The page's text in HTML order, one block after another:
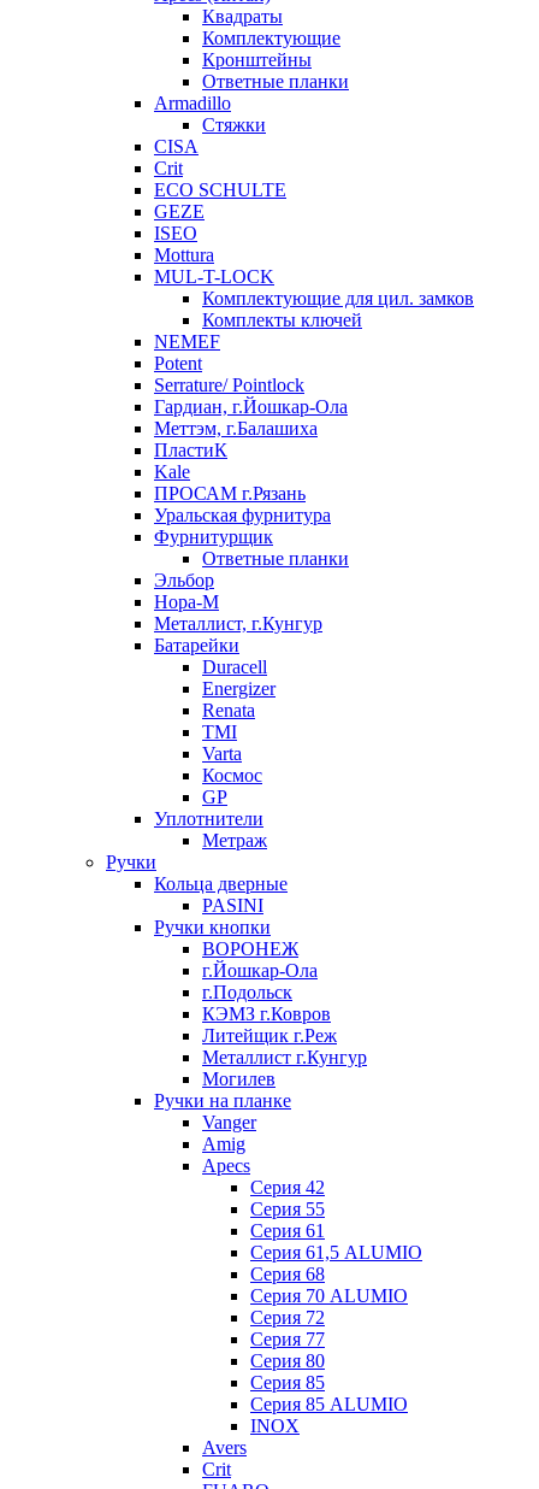
Квадраты
Комплектующие
Кронштейны
Ответные планки
Armadillo
Стяжки
CISA
Crit
ECO SCHULTE
GEZE
ISEO
Mottura
MUL-T-LOCK
Комплектующие для цил. замков
Комплекты ключей
NEMEF
Potent
Serrature/ Pointlock
Гардиан, г.Йошкар-Ола
Меттэм, г.Балашиха
ПластиК
Kale
ПРОСАМ г.Рязань
Уральская фурнитура
Фурнитурщик
Ответные планки
Эльбор
Нора-М
Металлист, г.Кунгур
Батарейки
Duracell
Energizer
Renata
TMI
Varta
Космос
GP
Уплотнители
Метраж
Ручки
Кольца дверные
PASINI
Ручки кнопки
ВОРОНЕЖ
г.Йошкар-Ола
г.Подольск
КЭМЗ г.Ковров
Литейщик г.Реж
Металлист г.Кунгур
Могилев
Ручки на планке
Vanger
Amig
Apecs
Серия 42
Серия 55
Серия 61
Серия 61,5 ALUMIO
Серия 68
Серия 70 ALUMIO
Серия 72
Серия 77
Серия 80
Серия 85
Серия 85 ALUMIO
INOX
Avers
Crit